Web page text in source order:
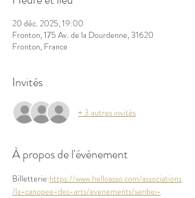
20 déc. 2025, 19:00
Fronton, 175 Av. de la Dourdenne, 31620
Fronton, France
Invités
+ 3 autres invités
À propos de l'événement
Billetterie:https://www.helloasso.com/associations
/la-canopee-des-arts/evenements/senbei-